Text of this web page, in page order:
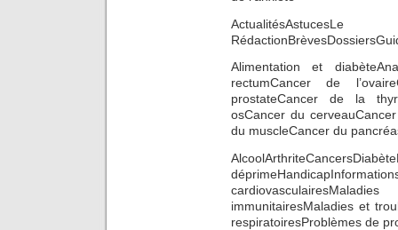
Alimentation et
rectumCancer de
prostateCancer de la
osCancer du
du muscleCancer du
immunitairesMaladies et
respiratoiresProblèmes de